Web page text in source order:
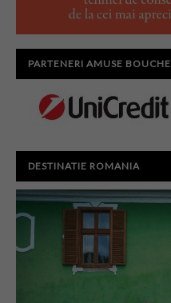
PARTENERI AMUSE BOUCHE
DESTINATIE ROMANIA